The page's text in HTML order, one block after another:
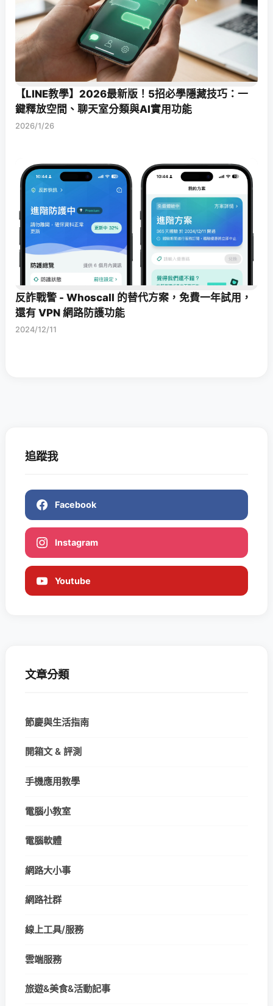
【LINE教學】2026最新版！5招必學隱藏技巧：一
鍵釋放空間、聊天室分類與AI實用功能
2026/1/26
反詐戰警 - Whoscall 的替代方案，免費一年試用，
還有 VPN 網路防護功能
2024/12/11
追蹤我
Facebook
Instagram
Youtube
文章分類
節慶與生活指南
開箱文 & 評測
手機應用教學
電腦小教室
電腦軟體
網路大小事
網路社群
線上工具/服務
雲端服務
旅遊&美食&活動記事